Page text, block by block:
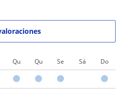
muito a profe Juliane pra
fácil.
Qu Qu Se Sá Do